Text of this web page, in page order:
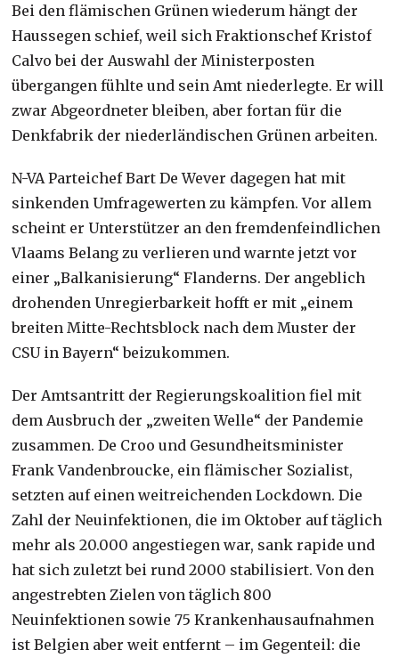
Bei den flämischen Grünen wiederum hängt der
Haussegen schief, weil sich Fraktionschef Kristof
Calvo bei der Auswahl der Ministerposten
übergangen fühlte und sein Amt niederlegte. Er will
zwar Abgeordneter bleiben, aber fortan für die
Denkfabrik der niederländischen Grünen arbeiten.
N-VA Parteichef Bart De Wever dagegen hat mit
sinkenden Umfragewerten zu kämpfen. Vor allem
scheint er Unterstützer an den fremdenfeindlichen
Vlaams Belang zu verlieren und warnte jetzt vor
einer „Balkanisierung“ Flanderns. Der angeblich
drohenden Unregierbarkeit hofft er mit „einem
breiten Mitte-Rechtsblock nach dem Muster der
CSU in Bayern“ beizukommen.
Der Amtsantritt der Regierungskoalition fiel mit
dem Ausbruch der „zweiten Welle“ der Pandemie
zusammen. De Croo und Gesundheitsminister
Frank Vandenbroucke, ein flämischer Sozialist,
setzten auf einen weitreichenden Lockdown. Die
Zahl der Neuinfektionen, die im Oktober auf täglich
mehr als 20.000 angestiegen war, sank rapide und
hat sich zuletzt bei rund 2000 stabilisiert. Von den
angestrebten Zielen von täglich 800
Neuinfektionen sowie 75 Krankenhausaufnahmen
ist Belgien aber weit entfernt – im Gegenteil: die